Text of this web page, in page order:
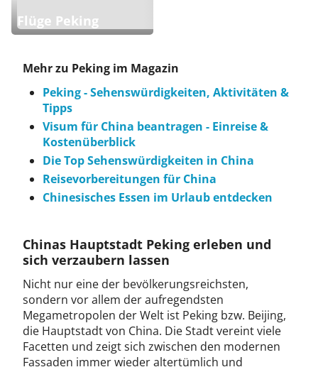
Flüge Peking
Mehr zu Peking im Magazin
Peking - Sehenswürdigkeiten, Aktivitäten &
Tipps
Visum für China beantragen - Einreise &
Kostenüberblick
Die Top Sehenswürdigkeiten in China
Reisevorbereitungen für China
Chinesisches Essen im Urlaub entdecken
Chinas Hauptstadt Peking erleben und
sich verzaubern lassen
Nicht nur eine der bevölkerungsreichsten,
sondern vor allem der aufregendsten
Megametropolen der Welt ist Peking bzw. Beijing,
die Hauptstadt von China. Die Stadt vereint viele
Facetten und zeigt sich zwischen den modernen
Fassaden immer wieder altertümlich und